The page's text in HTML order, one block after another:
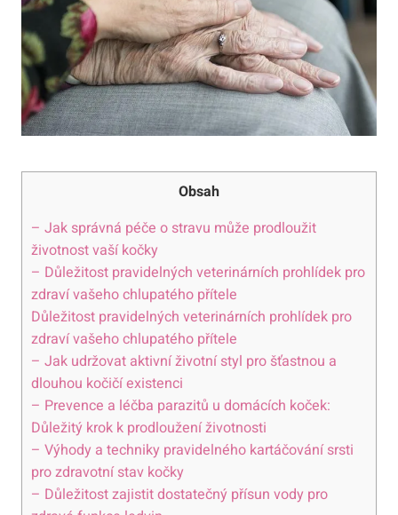
Obsah
– Jak správná péče o stravu může prodloužit
životnost vaší kočky
– Důležitost pravidelných veterinárních prohlídek pro
zdraví vašeho chlupatého přítele
Důležitost pravidelných veterinárních prohlídek pro
zdraví vašeho chlupatého přítele
– Jak udržovat aktivní životní styl pro šťastnou a
dlouhou kočičí existenci
– Prevence a léčba parazitů u domácích koček:
Důležitý krok k prodloužení životnosti
– Výhody a techniky pravidelného kartáčování srsti
pro zdravotní stav kočky
– Důležitost zajistit dostatečný přísun vody pro